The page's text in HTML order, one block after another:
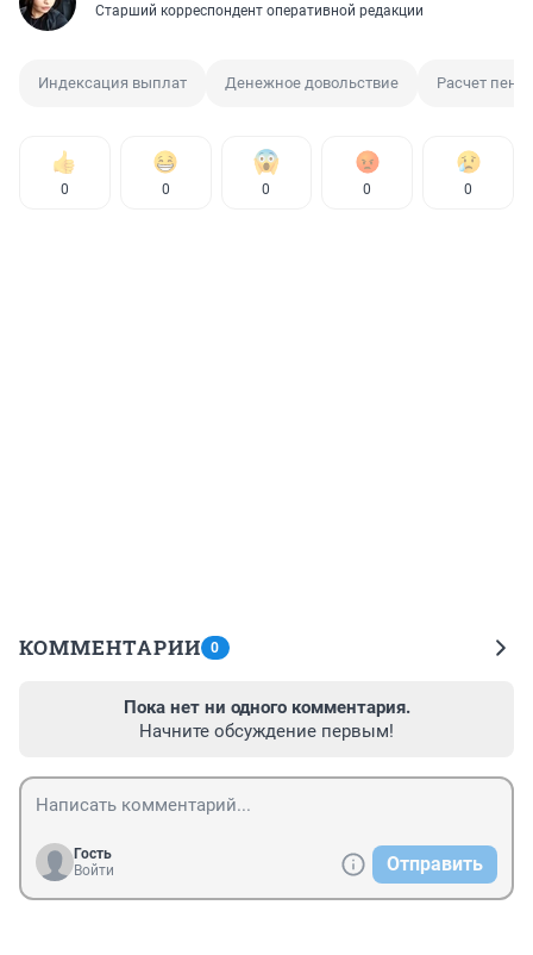
Старший корреспондент оперативной редакции
Индексация выплат Денежное довольствие Расчет
0 0 0 0 0
КОММЕНТАРИИ 0
Пока нет ни одного комментария.
Начните обсуждение первым!
Гость
Войти
Отправить